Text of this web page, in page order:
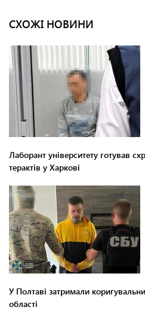
СХОЖІ НОВИНИ
Лаборант університету готував
терактів у Харкові
У Полтаві затримали
області